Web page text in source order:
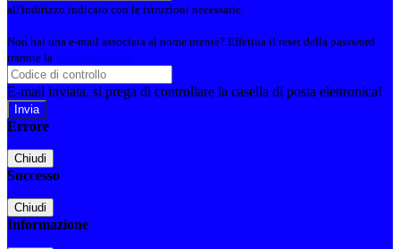
all'indirizzo indicato con le istruzioni necessarie.
Non hai una e-mail associata al nome utente? Effettua il reset della password
tramite la
E-mail inviata, si prega di controllare la casella di posta elettronica!
Errore
Chiudi
Successo
Chiudi
Informazione